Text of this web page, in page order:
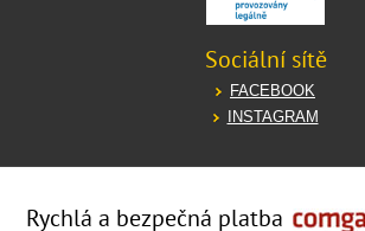
Sociální sítě
FACEBOOK
INSTAGRAM
Rychlá a bezpečná platba